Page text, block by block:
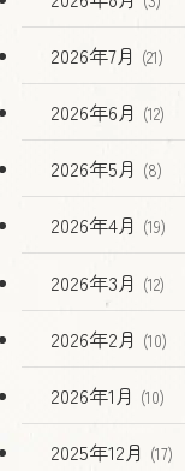
2026年7月 (21)
2026年6月 (12)
2026年5月 (8)
2026年4月 (19)
2026年3月 (12)
2026年2月 (10)
2026年1月 (10)
2025年12月 (17)